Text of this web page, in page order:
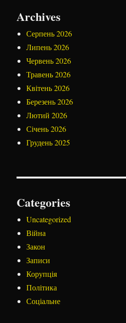
Archives
Серпень 2026
Липень 2026
Червень 2026
Травень 2026
Квітень 2026
Березень 2026
Лютий 2026
Січень 2026
Грудень 2025
Categories
Uncategorized
Війна
Закон
Записи
Корупція
Політика
Соціальне